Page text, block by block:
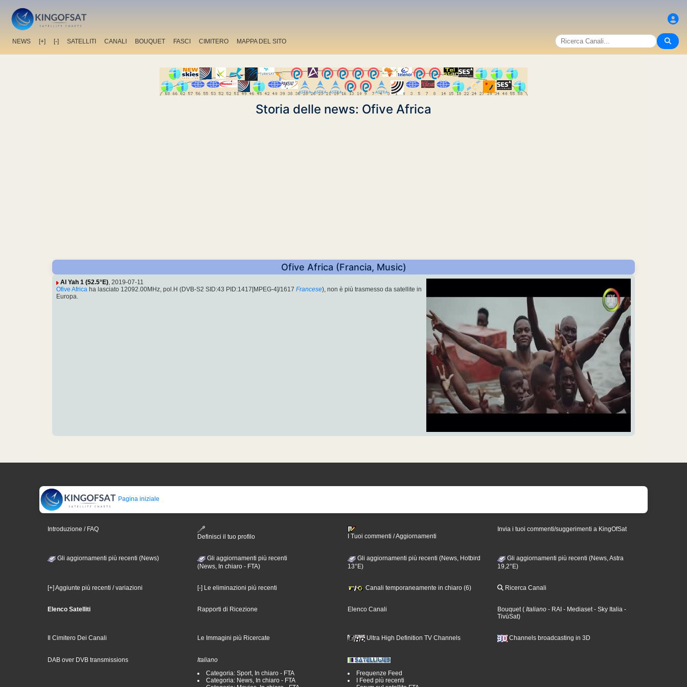
NEWS [+] [-] SATELLITI CANALI BOUQUET FASCI CIMITERO MAPPA DEL SITO
Storia delle news: Ofive Africa
Ofive Africa (Francia, Music)
Al Yah 1 (52.5°E), 2019-07-11
Ofive Africa ha lasciato 12092.00MHz, pol.H (DVB-S2 SID:43 PID:1417[MPEG-4]/1617 Francese), non è più trasmesso da satellite in
Europa.
Pagina iniziale
Introduzione / FAQ
Definisci il tuo profilo
I Tuoi commenti / Aggiornamenti
Invia i tuoi commenti/suggerimenti a KingOfSat
Gli aggiornamenti più recenti (News)
Gli aggiornamenti più recenti
(News, In chiaro - FTA)
Gli aggiornamenti più recenti (News, Hotbird
13°E)
Gli aggiornamenti più recenti (News, Astra
19,2°E)
[+] Aggiunte più recenti / variazioni [-] Le eliminazioni più recenti Canali temporaneamente in chiaro (6) Ricerca Canali
Elenco Satelliti Rapporti di Ricezione Elenco Canali Bouquet( Italiano - RAI - Mediaset- Sky Italia -
TivùSat)
Il Cimitero Dei Canali Le Immagini più Ricercate Ultra High Definition TV Channels Channels broadcasting in 3D
DAB over DVB transmissions
Italiano
Categoria: Sport, In chiaro - FTA
Categoria: News, In chiaro - FTA
Frequenze Feed
I Feed più recenti